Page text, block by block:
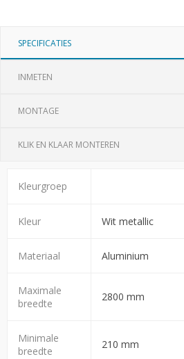
SPECIFICATIES
INMETEN
MONTAGE
KLIK EN KLAAR MONTEREN
Kleurgroep
Kleur Wit metallic
Materiaal Aluminium
Maximale
breedte
2800 mm
Minimale
breedte
210 mm